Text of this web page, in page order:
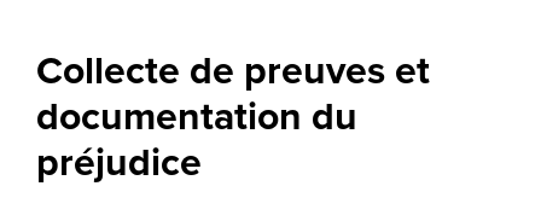
Collecte de preuves et
documentation du
préjudice